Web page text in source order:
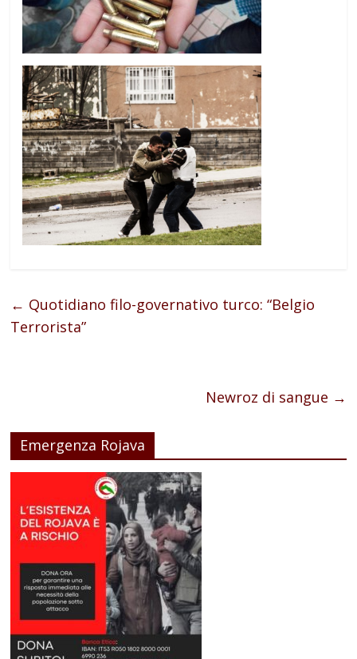
← Quotidiano filo-governativo turco: “Belgio
Terrorista”
Newroz di sangue →
Emergenza Rojava